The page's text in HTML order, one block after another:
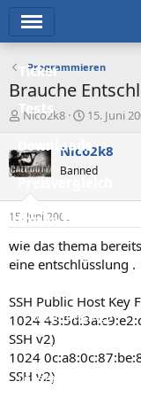
Ticker
Tests
Downloads
Preisvergleich
Forum
Aktuelles
Neue Beiträge
Neueste Aktivitäten
Leserartikel
Programmieren
Brauche
E
s
t
e
e
r
Nico2k8
E
s
e
t
a
m
15. Juni
Nico2k8
Banned
15. Juni 2009
wie das thema
eine entschlüsslung .
SSH Public Host Key
1024
SSH v2)
1024
SSH v2)